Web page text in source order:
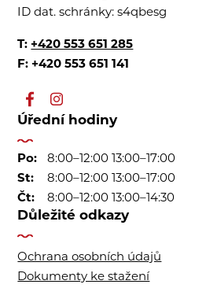
ID dat. schránky:s4qbesg
T: +420 553 651 285
F: +420 553 651 141
Úřední hodiny
Po:
8:00–12:00 13:00–17:00
St:
8:00–12:00 13:00–17:00
Čt:
8:00–12:00 13:00–14:30
Důležité odkazy
Ochrana osobních údajů
Dokumenty ke stažení